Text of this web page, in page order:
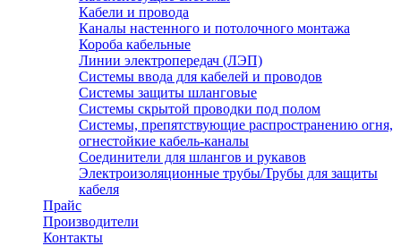
Кабели и провода
Каналы настенного и потолочного монтажа
Короба кабельные
Линии электропередач (ЛЭП)
Системы ввода для кабелей и проводов
Системы защиты шланговые
Системы скрытой проводки под полом
Системы, препятствующие распространению огня,
огнестойкие кабель-каналы
Соединители для шлангов и рукавов
Электроизоляционные трубы/Трубы для защиты
кабеля
Прайс
Производители
Контакты